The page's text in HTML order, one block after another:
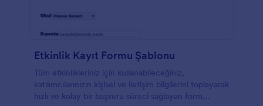
Etkinlik Kayıt Formu Şablonu
Tüm etkinlikleriniz için kullanabileceğiniz,
katılımcılarınızın kişisel ve iletişim bilgilerini toplayarak
hızlı ve kolay bir başvuru süreci sağlayan form